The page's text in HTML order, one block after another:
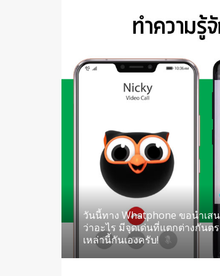
วันนี้ทาง Whatphone ขอนำเส
ว่าอะไร มีจุดเด่นที่แตกต่างกันต
เหล่านี้กันเองครับ!